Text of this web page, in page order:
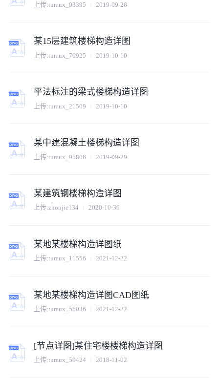
上传:tumux_93395 2019-09-26
某15层建筑楼梯构造详图
上传:tumux_70925 2019-10-10
平法标注的梁式楼梯构造详图
上传:tumux_21509 2019-10-10
某中建混凝土楼梯构造详图
上传:tumux_95806 2019-09-29
某建筑钢楼梯构造详图
上传:zhoujie134 2020-10-30
某地某楼梯构造详图纸
上传:tumux_11556 2021-12-22
某地某楼梯构造详图CAD图纸
上传:tumux_56036 2021-12-22
[节点详图]某住宅楼楼梯构造详图
上传:tumux_50424 2018-11-02